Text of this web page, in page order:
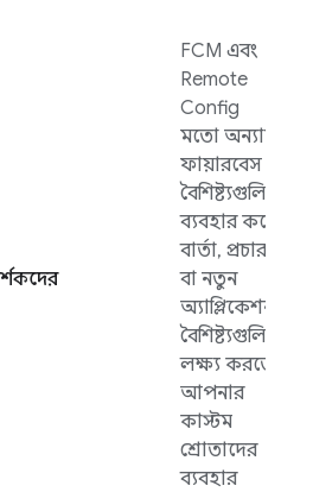
FCM এবং
Remote
Config
মতো অন্যান্য
ফায়ারবেস
বৈশিষ্ট্যগুলি
ব্যবহার করে
বার্তা, প্রচার
বা নতুন
অ্যাপ্লিকেশন
বৈশিষ্ট্যগুলি
লক্ষ্য করতে
আপনার
কাস্টম
শ্রোতাদের
ব্যবহার